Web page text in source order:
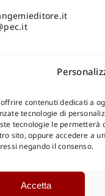
offrire contenuti dedicati a
tecnologie di
tecnologie le permetterà
sito, oppure accedere a
negando il consenso.
Accetta
Shop